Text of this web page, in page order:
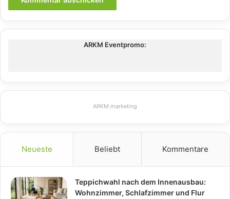
ARKM Eventpromo:
ARKM.marketing
Neueste Beliebt Kommentare
Teppichwahl nach dem Innenausbau:
Wohnzimmer, Schlafzimmer und Flur